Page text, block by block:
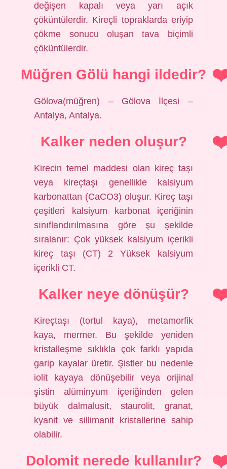
değişen kapalı veya yarı açık
çöküntülerdir. Kireçli topraklarda eriyip
çökme sonucu oluşan tava biçimli
çöküntülerdir.
Müğren Gölü hangi ildedir?
Gölova(müğren) – Gölova İlçesi –
Antalya, Antalya.
Kalker neden oluşur?
Kirecin temel maddesi olan kireç taşı
veya kireçtaşı genellikle kalsiyum
karbonattan (CaCO3) oluşur. Kireç taşı
çeşitleri kalsiyum karbonat içeriğinin
sınıflandırılmasına göre şu şekilde
sıralanır: Çok yüksek kalsiyum içerikli
kireç taşı (CT) 2 Yüksek kalsiyum
içerikli CT.
Kalker neye dönüşür?
Kireçtaşı (tortul kaya), metamorfik
kaya, mermer. Bu şekilde yeniden
kristalleşme sıklıkla çok farklı yapıda
garip kayalar üretir. Şistler bu nedenle
iolit kayaya dönüşebilir veya orijinal
şistin alüminyum içeriğinden gelen
büyük dalmalusit, staurolit, granat,
kyanit ve sillimanit kristallerine sahip
olabilir.
Dolomit nerede kullanılır?